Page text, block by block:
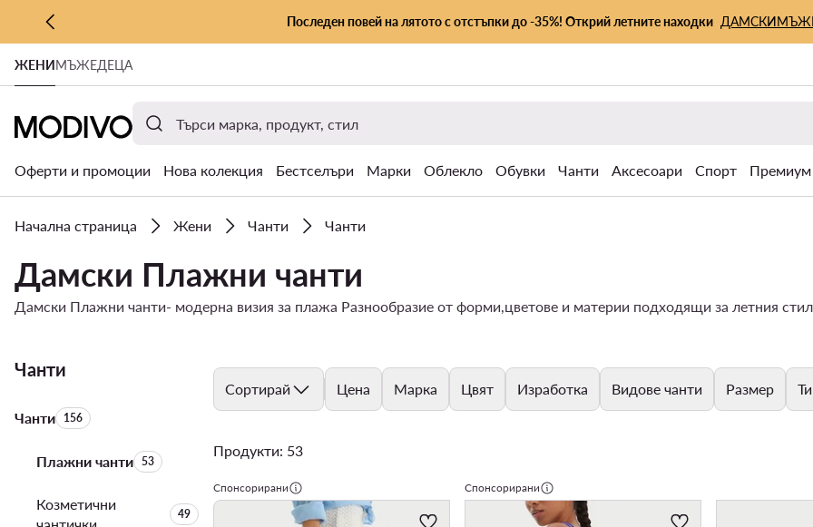
КЪМ ОСНОВНОТО СЪДЪРЖАНИЕ
КЪМ ТЪРСЕНЕ
Последен повей на лятото с отстъпки до -35%! Открий летните находки ДАМСКИ
ЖЕНИМЪЖЕДЕЦА
Оферти и промоции Нова колекция Бестселъри Марки Облекло Обувки Чанти Аксесоари Спорт Премиум
Начална страница Жени Чанти Чанти
Дамски Плажни чанти
Дамски Плажни чанти- модерна визия за плажа Разнообразие от форми,цветове и материи подходящи за летния
Чанти
ЧантиБрой на продуктите:
156
Плажни чантиБрой на продуктите:
53
Козметични
Брой на продуктите:
49
Сортирай Цена Марка Цвят Изработка Видове чанти Размер
Продукти: 53
Спонсорирани Спонсорирани